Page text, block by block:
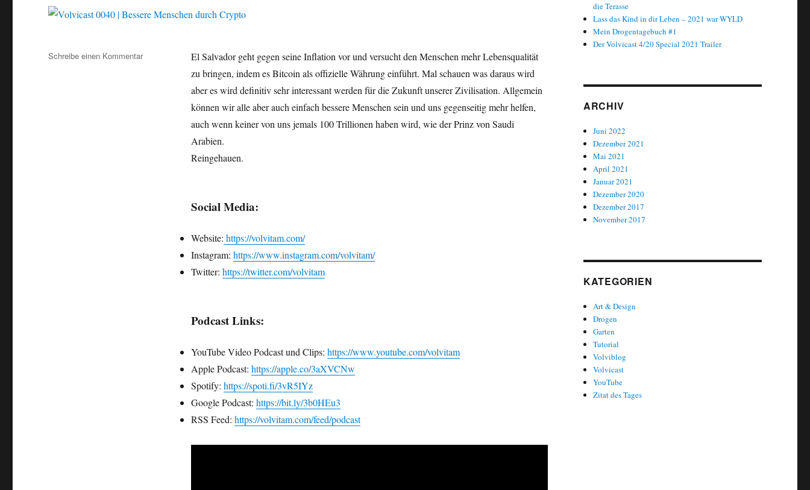
El Salvador geht gegen seine Inflation vor und versucht den Menschen mehr Lebensqualität
zu bringen, indem es Bitcoin als offizielle Währung einführt. Mal schauen was daraus wird
aber es wird definitiv sehr interessant werden für die Zukunft unserer Zivilisation. Allgemein
können wir alle aber auch einfach bessere Menschen sein und uns gegenseitig mehr helfen,
auch wenn keiner von uns jemals 100 Trillionen haben wird, wie der Prinz von Saudi
Arabien.
Reingehauen.
Social Media:
Website: https://volvitam.com/
Instagram: https://www.instagram.com/volvitam/
Twitter: https://twitter.com/volvitam
Podcast Links:
YouTube Video Podcast und Clips: https://www.youtube.com/volvitam
Apple Podcast: https://apple.co/3aXVCNw
Spotify: https://spoti.fi/3vR5IYz
Google Podcast: https://bit.ly/3b0HEu3
RSS Feed: https://volvitam.com/feed/podcast
Schreibe einen Kommentarzu
die Terasse
Lass das Kind in dir Leben – 2021 war WYLD
Mein Drogentagebuch #1
Der Volvicast 4/20 Special 2021 Trailer
ARCHIV
Juni 2022
Dezember 2021
Mai 2021
April 2021
Januar 2021
Dezember 2020
Dezember 2017
November 2017
KATEGORIEN
Art & Design
Drogen
Garten
Tutorial
Volviblog
Volvicast
YouTube
Zitat des Tages